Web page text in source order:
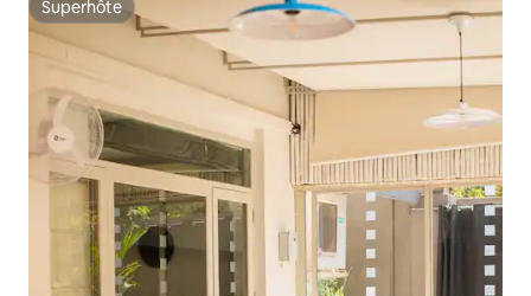
Superhôte
Superhôte